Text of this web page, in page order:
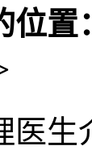
置：
医生